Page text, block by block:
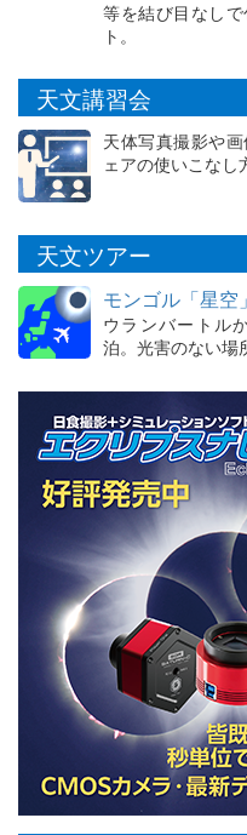
等を結び目なし
ト。
天文講習会
天体写真撮影や
ェアの使いこな
天文ツアー
モンゴル「星空
ウランバートル
泊。光害のない場